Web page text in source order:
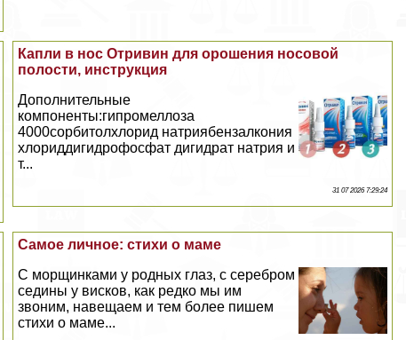
Капли в нос Отривин для орошения носовой
полости, инструкция
Дополнительные
компоненты:гипромеллоза
4000сорбитолхлорид натриябензалкония
хлориддигидрофосфат дигидрат натрия и
т...
31 07 2026 7:29:24
Самое личное: стихи о маме
С морщинками у родных глаз, с серебром
седины у висков, как редко мы им
звоним, навещаем и тем более пишем
стихи о маме...